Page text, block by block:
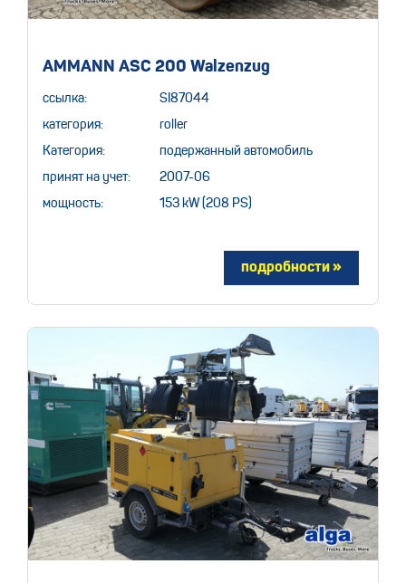
AMMANN ASC 200 Walzenzug
ссылка: SI87044
категория: roller
Категория: подержанный автомобиль
принят на учет: 2007-06
мощность: 153 kW (208 PS)